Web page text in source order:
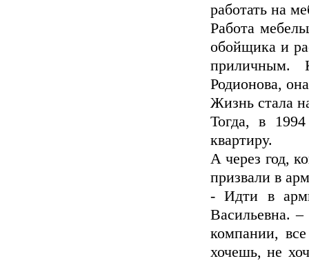
работать на
Работа
обойщика и
приличным.
Родионова,
Жизнь стала
Тогда, в
квартиру.
А через год,
призвали в
- Идти в
Васильевна.
компании,
хочешь, не